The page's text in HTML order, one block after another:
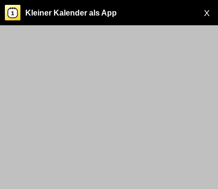
X
Kleiner Kalender als App